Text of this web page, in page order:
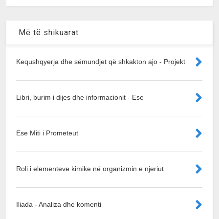
Më të shikuarat
Kequshqyerja dhe sëmundjet që shkakton ajo - Projekt
Libri, burim i dijes dhe informacionit - Ese
Ese Miti i Prometeut
Roli i elementeve kimike në organizmin e njeriut
Iliada - Analiza dhe komenti